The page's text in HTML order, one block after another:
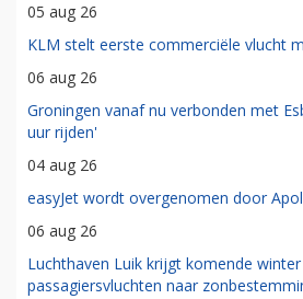
05 aug 26
KLM stelt eerste commerciële vlucht
06 aug 26
Groningen vanaf nu verbonden met
uur rijden'
04 aug 26
easyJet wordt overgenomen door
06 aug 26
Luchthaven Luik krijgt komende
passagiersvluchten naar